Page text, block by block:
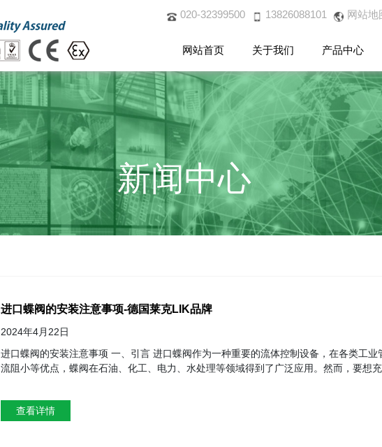
网站首页 关于我们 产品中心
020-32399500 13826088101 网站地
新闻中心
进口蝶阀的安装注意事项-德国莱克LIK品牌
2024年4月22日
进口蝶阀的安装注意事项 一、引言 进口蝶阀作为一种重要的流体控制设备，在各类工业管道系统中发挥着关键作用。由于其结构紧凑、操作轻便、
流阻小等优点，蝶阀在石油、化工、电力、水处理等领域得到了广泛应用。然而，要想
锈蚀等缺陷。同时，还要检查阀门的启闭是否灵活，有无卡阻现象。 准备工具和材料 根据安装需要，准备好相应的工具和材料，如螺栓、螺母、垫
查看详情